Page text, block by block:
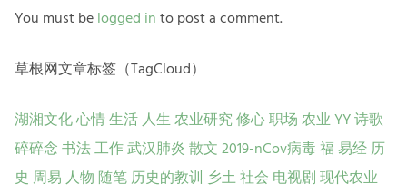
You must belogged into post a comment.
草根网文章标签（TagCloud）
湖湘文化心情生活人生农业研究修心职场农业YY诗歌
碎碎念书法工作武汉肺炎散文2019-nCov病毒福易经历
史 周易人物随笔历史的教训 乡土社会 电视剧现代农业